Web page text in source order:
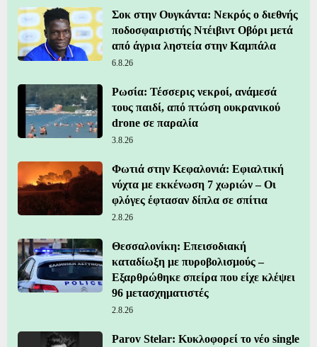
Σοκ στην Ουγκάντα: Νεκρός ο διεθνής
ποδοσφαιριστής Ντέιβιντ Οβόρι μετά
από άγρια ληστεία στην Καμπάλα
6.8.26
Ρωσία: Τέσσερις νεκροί, ανάμεσά
τους παιδί, από πτώση ουκρανικού
drone σε παραλία
3.8.26
Φωτιά στην Κεφαλονιά: Εφιαλτική
νύχτα με εκκένωση 7 χωριών – Οι
φλόγες έφτασαν δίπλα σε σπίτια
2.8.26
Θεσσαλονίκη: Επεισοδιακή
καταδίωξη με πυροβολισμούς –
Εξαρθρώθηκε σπείρα που είχε κλέψει
96 μετασχηματιστές
2.8.26
Parov Stelar: Κυκλοφορεί το νέο single